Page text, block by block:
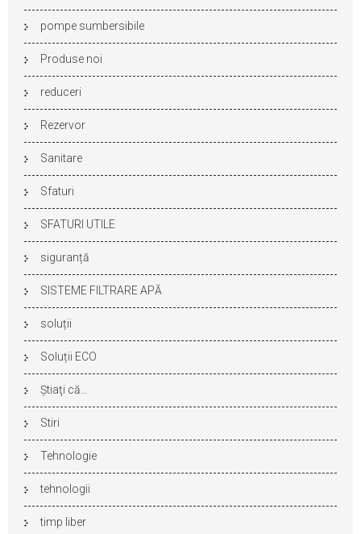
pompe sumbersibile
Produse noi
reduceri
Rezervor
Sanitare
Sfaturi
SFATURI UTILE
siguranță
SISTEME FILTRARE APĂ
soluții
Soluții ECO
Ştiaţi că…
Stiri
Tehnologie
tehnologii
timp liber